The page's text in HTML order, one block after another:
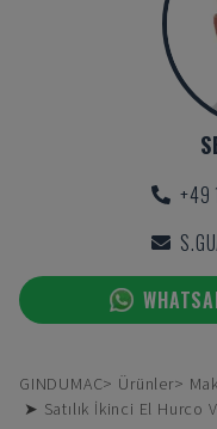
+49
GINDUMAC Ürünler
➤ Satılık İkinci El Hurco